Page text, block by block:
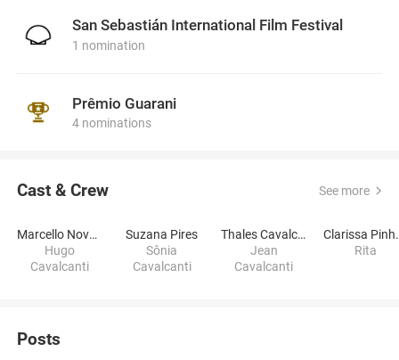
San Sebastián International Film Festival
1 nomination
Prêmio Guarani
4 nominations
Cast & Crew See more
Marcello Novaes
Hugo
Cavalcanti
Suzana Pires
Sônia
Cavalcanti
Thales Cavalcanti
Jean
Cavalcanti
Rita
Posts